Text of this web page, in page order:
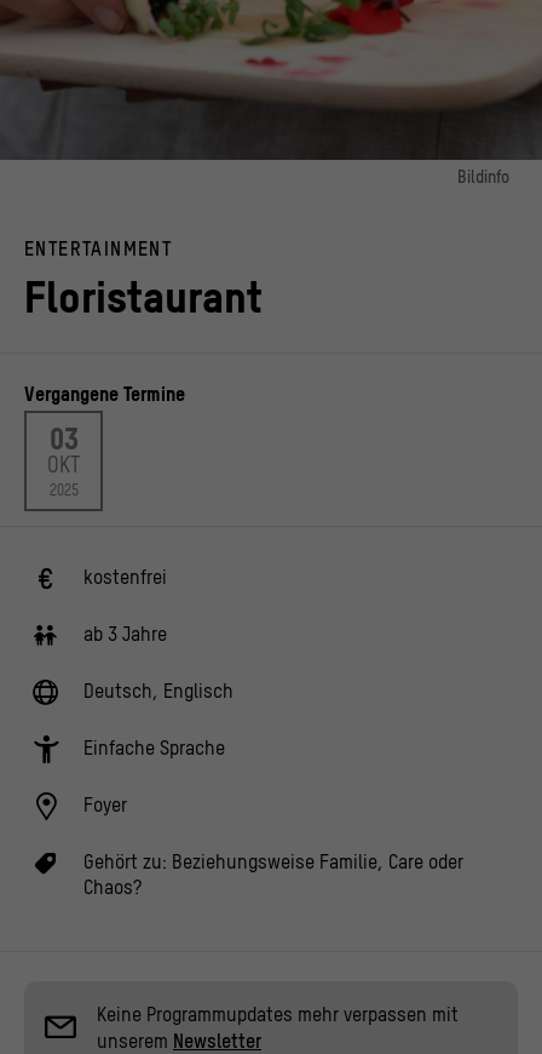
Bildinfo
ENTERTAINMENT
Floristaurant
Vergangene Termine
03
OKT
2025
kostenfrei
ab 3 Jahre
Deutsch, Englisch
Einfache Sprache
Foyer
Gehört zu: Beziehungsweise Familie, Care oder
Chaos?
Keine Programmupdates mehr verpassen mit
unserem Newsletter